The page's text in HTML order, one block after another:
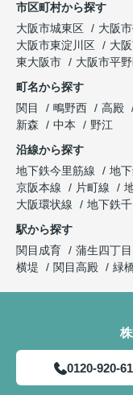
市区町村から探す
大阪市城東区
大阪
大阪市東淀川区
大
東大阪市
大阪市平
町名から探す
関目
鴫野西 高殿
新森
中本
野江
沿線から探す
地下鉄今里筋線
地
京阪本線
片町線
大阪環状線
地下鉄
駅から探す
関目成育
蒲生四丁目
横堤
関目高殿 緑
0120-920-